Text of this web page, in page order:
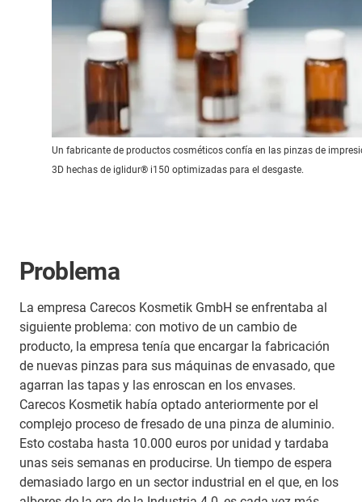
Un fabricante de productos cosméticos confía en las pinzas de
3D hechas de iglidur® i150 optimizadas para el desgaste.
Problema
La empresa Carecos Kosmetik GmbH se enfrentaba al
siguiente problema: con motivo de un cambio de
producto, la empresa tenía que encargar la fabricación
de nuevas pinzas para sus máquinas de envasado, que
agarran las tapas y las enroscan en los envases.
Carecos Kosmetik había optado anteriormente por el
complejo proceso de fresado de una pinza de aluminio.
Esto costaba hasta 10.000 euros por unidad y tardaba
unas seis semanas en producirse. Un tiempo de espera
demasiado largo en un sector industrial en el que, en los